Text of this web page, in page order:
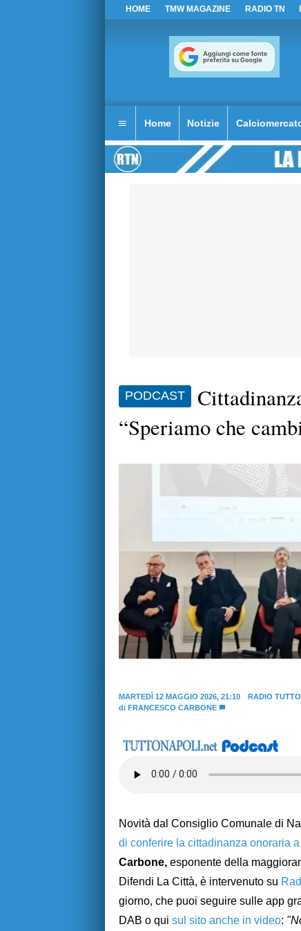
HOME TMW MAGAZINE RADIO TN
Home Notizie
PODCAST
“Speriamo che
MARTEDÌ 12 MAGGIO 2026, 21:10
RADIO
di FRANCESCO CARBONE
Novità dal Consiglio Comunale di
di conferire la cittadinanza onoraria
Carbone, esponente della
Difendi La Città, è intervenuto su
giorno, che puoi seguire sulle app
DAB o qui sul sito anche in video: